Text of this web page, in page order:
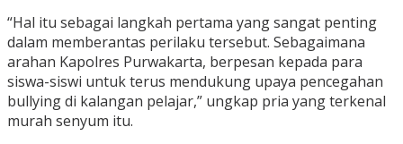
“Hal itu sebagai langkah pertama yang sangat penting
dalam memberantas perilaku tersebut. Sebagaimana
arahan Kapolres Purwakarta, berpesan kepada para
siswa-siswi untuk terus mendukung upaya pencegahan
bullying di kalangan pelajar,” ungkap pria yang terkenal
murah senyum itu.